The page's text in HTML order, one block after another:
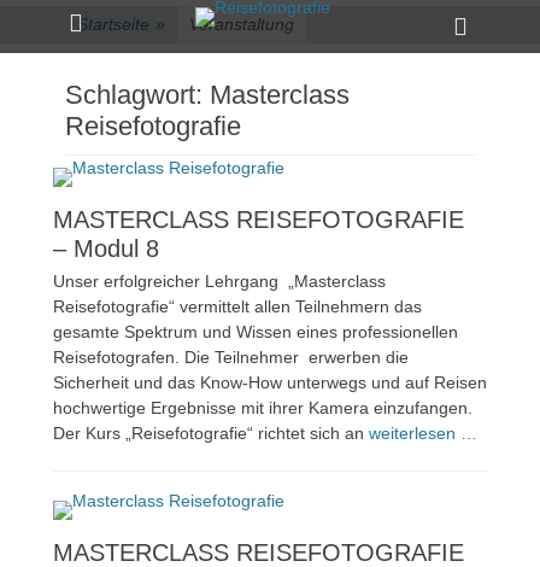
zum
Inhalt
Primärmenü
Toggle
Startseite » Veranstaltung
Schlagwort: Masterclass
Reisefotografie
MASTERCLASS REISEFOTOGRAFIE
– Modul 8
Unser erfolgreicher Lehrgang „Masterclass
Reisefotografie“ vermittelt allen Teilnehmern das
gesamte Spektrum und Wissen eines professionellen
Reisefotografen. Die Teilnehmer erwerben die
Sicherheit und das Know-How unterwegs und auf Reisen
hochwertige Ergebnisse mit ihrer Kamera einzufangen.
Der Kurs „Reisefotografie“ richtet sich an weiterlesen …
MASTERCLASS REISEFOTOGRAFIE